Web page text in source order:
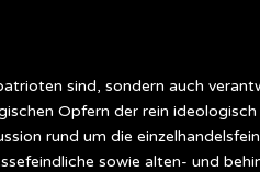
sind, sondern auch
Opfern der rein
rund um die
sowie alten- und